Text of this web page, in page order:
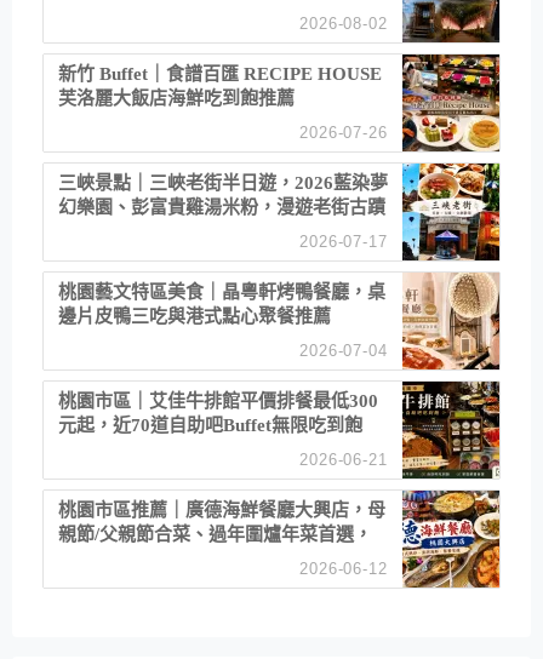
2026-08-02
新竹 Buffet｜食譜百匯 RECIPE HOUSE
芙洛麗大飯店海鮮吃到飽推薦
2026-07-26
三峽景點｜三峽老街半日遊，2026藍染夢
幻樂園、彭富貴雞湯米粉，漫遊老街古蹟
2026-07-17
桃園藝文特區美食｜晶粵軒烤鴨餐廳，桌
邊片皮鴨三吃與港式點心聚餐推薦
2026-07-04
桃園市區｜艾佳牛排館平價排餐最低300
元起，近70道自助吧Buffet無限吃到飽
2026-06-21
桃園市區推薦｜廣德海鮮餐廳大興店，母
親節/父親節合菜、過年圍爐年菜首選，
2026-06-12